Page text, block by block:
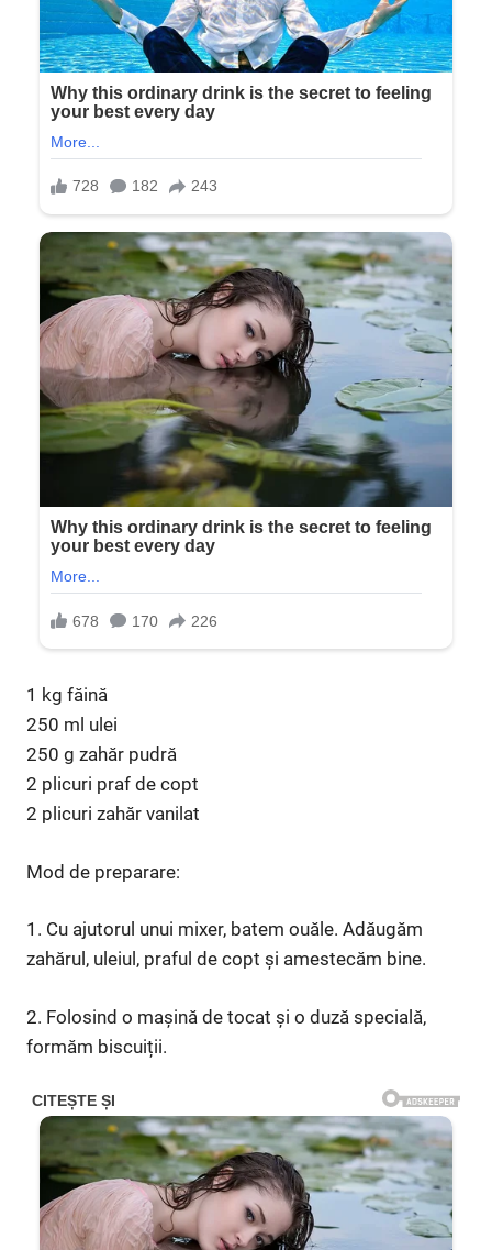
1 kg făină
250 ml ulei
250 g zahăr pudră
2 plicuri praf de copt
2 plicuri zahăr vanilat
Mod de preparare:
1. Cu ajutorul unui mixer, batem ouăle. Adăugăm
zahărul, uleiul, praful de copt și amestecăm bine.
2. Folosind o mașină de tocat și o duză specială,
formăm biscuiții.